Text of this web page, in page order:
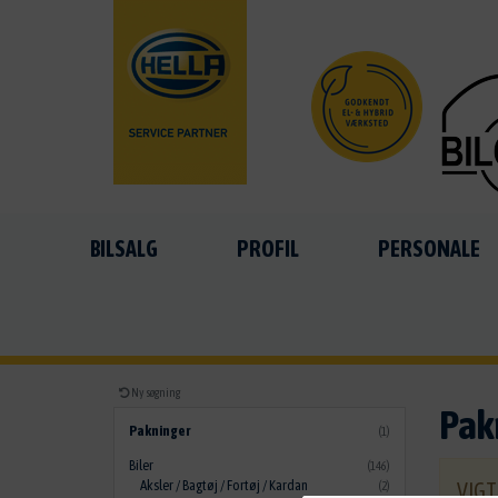
BILSALG PROFIL PERSONALE
Ny søgning
Pakninger (1)
Biler (146)
Aksler / Bagtøj / Fortøj / Kardan (2)